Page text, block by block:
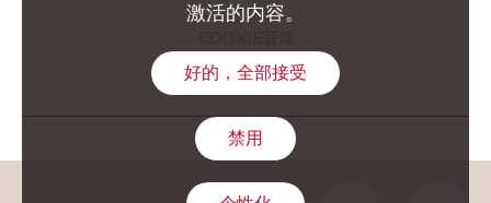
GROUPE CLARINS © 2026
激活的内容。
好的，全部接受
禁用